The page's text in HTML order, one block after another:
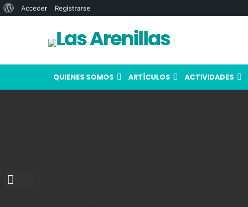
QUIENES SOMOS ARTÍCULOS ACTIVIDADES
Acerca
Acceder Registrarse